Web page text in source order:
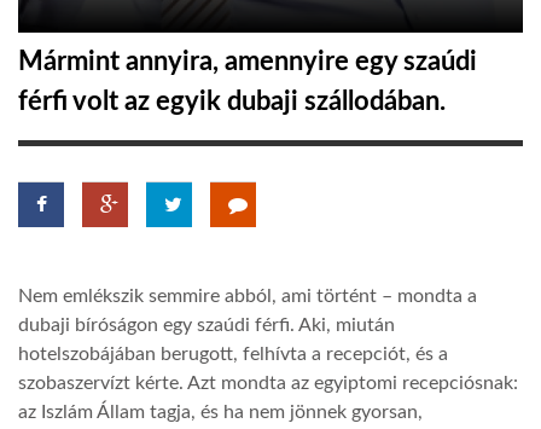
LINKTR.EE
GLOBOZSARU
LATIMO.HU
GLOBOBOOK
Mármint annyira, amennyire egy szaúdi
férfi volt az egyik dubaji szállodában.
Nem emlékszik semmire abból, ami történt – mondta a
dubaji bíróságon egy szaúdi férfi. Aki, miután
hotelszobájában berugott, felhívta a recepciót, és a
szobaszervízt kérte. Azt mondta az egyiptomi recepciósnak:
az Iszlám Állam tagja, és ha nem jönnek gyorsan,